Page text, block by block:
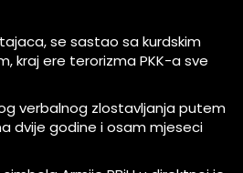
se sastao sa kurdskim
kraj ere terorizma PKK-a sve
verbalnog zlostavljanja putem
dvije godine i osam mjeseci